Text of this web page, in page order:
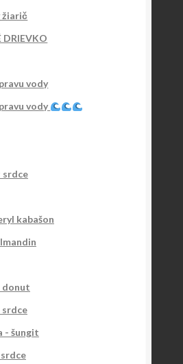
žiarič
DRIEVKO
vody
vody
kabašon
donut
- šungit